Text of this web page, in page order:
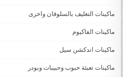
ماكينات التغليف بالسلوفان واخرى
ماكينات الفاكيوم
ماكينات اندكشن سيل
ماكينات تعبئة حبوب وحبيبات وبودر